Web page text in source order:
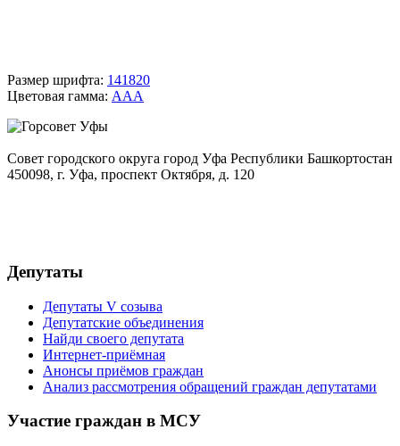
Размер шрифта: 141820
Цветовая гамма: AAA
Совет городского округа город Уфа Республики Башкортостан
450098, г. Уфа, проспект Октября, д. 120
Депутаты
Депутаты V созыва
Депутатские объединения
Найди своего депутата
Интернет-приёмная
Анонсы приёмов граждан
Анализ рассмотрения обращений граждан депутатами
Участие граждан в МСУ